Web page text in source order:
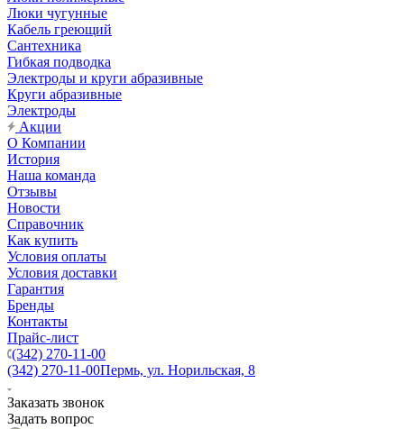
Люки чугунные
Кабель греющий
Сантехника
Гибкая подводка
Электроды и круги абразивные
Круги абразивные
Электроды
Акции
О Компании
История
Наша команда
Отзывы
Новости
Справочник
Как купить
Условия оплаты
Условия доставки
Гарантия
Бренды
Контакты
Прайс-лист
(342) 270-11-00
(342) 270-11-00Пермь, ул. Норильская, 8
Заказать звонок
Задать вопрос